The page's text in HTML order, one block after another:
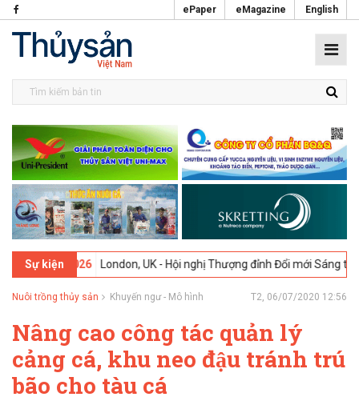
ePaper eMagazine English
Sự kiện
London, UK - Hội nghị Thượng đỉnh Đổi mới Sáng tạo trong
Nuôi trồng thủy sản Khuyến ngư - Mô hình T2, 06/07/2020 12:56
Nâng cao công tác quản lý
cảng cá, khu neo đậu tránh trú
bão cho tàu cá